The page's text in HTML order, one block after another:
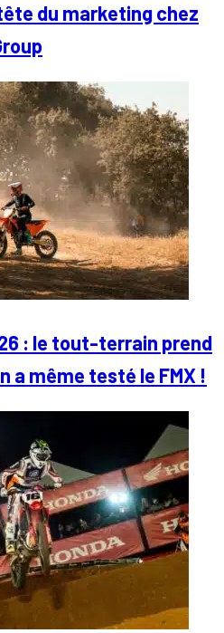
du marketing chez
: le tout-terrain prend
a même testé le FMX !